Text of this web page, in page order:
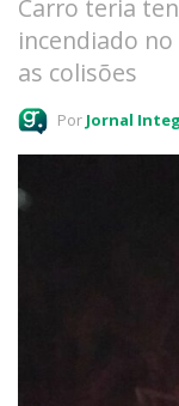
Carro teria
incendiado
as colisões
Por Jornal